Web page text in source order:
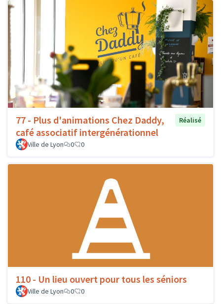
77 - Plus d'animations Chez Daddy,
café associatif intergénérationnel
Réalisé
Ville de Lyon 0 0
110 - Un lieu ouvert pour tous les séniors
Ville de Lyon 0 0